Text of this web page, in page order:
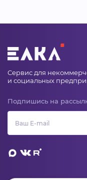
Сервис для
и социальных
Подпишись на